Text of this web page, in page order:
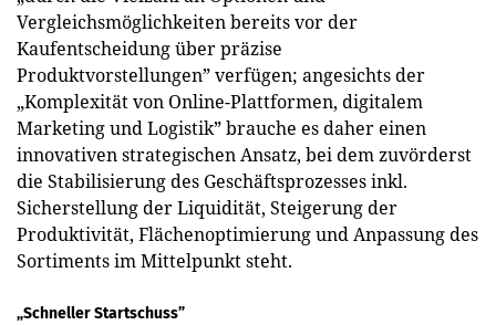
Vergleichsmöglichkeiten bereits vor der
Kaufentscheidung über präzise
Produktvorstellungen” verfügen; angesichts der
„Komplexität von Online-Plattformen, digitalem
Marketing und Logistik” brauche es daher einen
innovativen strategischen Ansatz, bei dem zuvörderst
die Stabilisierung des Geschäftsprozesses inkl.
Sicherstellung der Liquidität, Steigerung der
Produktivität, Flächenoptimierung und Anpassung des
Sortiments im Mittelpunkt steht.
„Schneller Startschuss”